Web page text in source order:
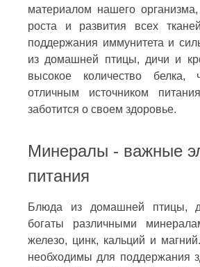
материалом нашего
роста и развития всех
поддержания иммунитета и
из домашней птицы, дичи и
высокое количество белка,
отличным источником
заботится о своем здоровье.
Минералы - важные
питания
Блюда из домашней птицы,
богаты различными
железо, цинк, кальций и
необходимы для поддержания